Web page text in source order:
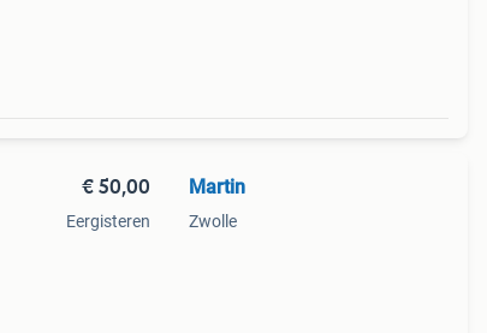
€ 50,00
Eergisteren
Martin
Zwolle